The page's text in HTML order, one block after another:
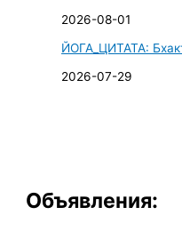
2026-08-01
ЙОГА_ЦИТАТА:
2026-07-29
Объявления: